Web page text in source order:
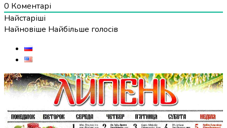
0 Коментарі
Найстаріші
Найновіше Найбільше голосів